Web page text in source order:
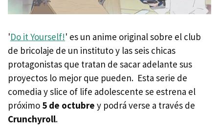
'Do it Yourself!' es un anime original sobre el club
de bricolaje de un instituto y las seis chicas
protagonistas que tratan de sacar adelante sus
proyectos lo mejor que pueden. Esta serie de
comedia y slice of life adolescente se estrena el
próximo 5 de octubre y podrá verse a través de
Crunchyroll.